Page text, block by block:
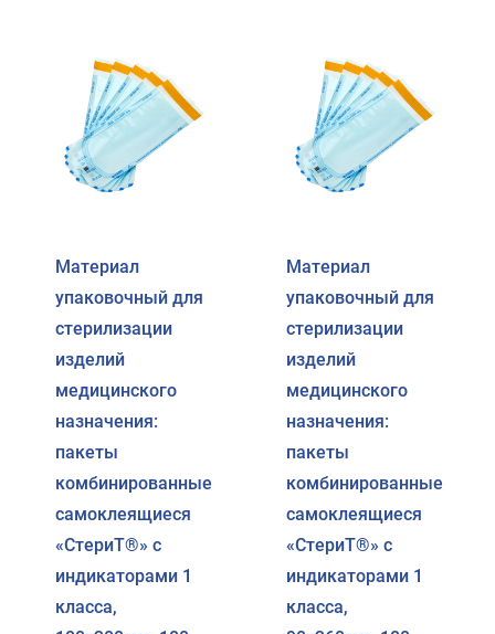
Материал
упаковочный для
стерилизации
изделий
медицинского
назначения:
пакеты
комбинированные
самоклеящиеся
«СтериТ®» с
индикаторами 1
класса,
Материал
упаковочный для
стерилизации
изделий
медицинского
назначения:
пакеты
комбинированные
самоклеящиеся
«СтериТ®» с
индикаторами 1
класса,